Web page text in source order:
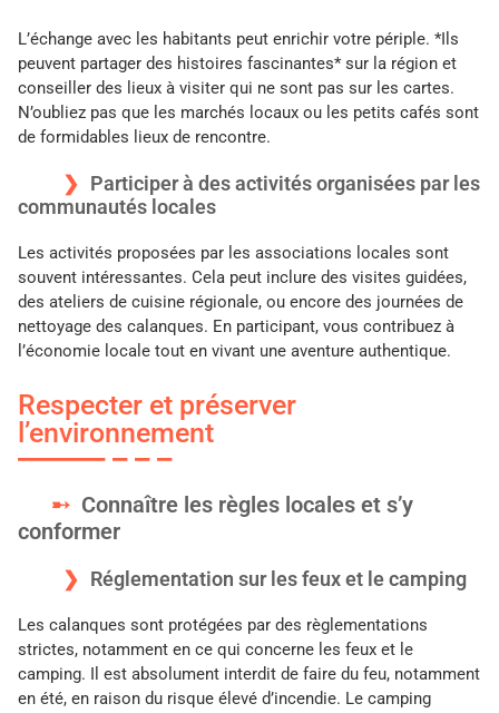
L’échange avec les habitants peut enrichir votre périple. *Ils
peuvent partager des histoires fascinantes* sur la région et
conseiller des lieux à visiter qui ne sont pas sur les cartes.
N’oubliez pas que les marchés locaux ou les petits cafés sont
de formidables lieux de rencontre.
Participer à des activités organisées par les
communautés locales
Les activités proposées par les associations locales sont
souvent intéressantes. Cela peut inclure des visites guidées,
des ateliers de cuisine régionale, ou encore des journées de
nettoyage des calanques. En participant, vous contribuez à
l’économie locale tout en vivant une aventure authentique.
Respecter et préserver
l’environnement
Connaître les règles locales et s’y
conformer
Réglementation sur les feux et le camping
Les calanques sont protégées par des règlementations
strictes, notamment en ce qui concerne les feux et le
camping. Il est absolument interdit de faire du feu, notamment
en été, en raison du risque élevé d’incendie. Le camping